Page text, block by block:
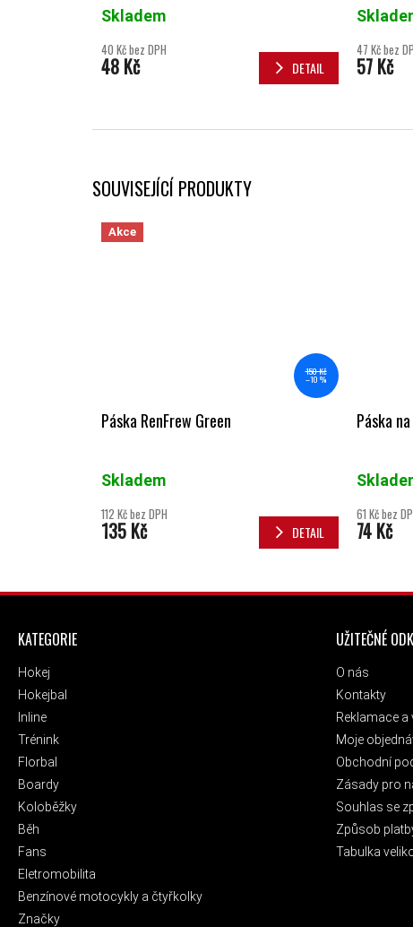
SOUVISEJÍCÍ PRODUKTY
Akce
150 Kč
–10 %
Páska RenFrew Green
Skladem
112 Kč bez DPH
135 Kč DETAIL
Páska
61 Kč bez
74 Kč
Skladem
40 Kč bez DPH
48 Kč DETAIL
47 Kč bez
57 Kč
ZÁPATÍ
KATEGORIE
Hokej
Hokejbal
Inline
Trénink
Florbal
Boardy
Koloběžky
Běh
Fans
Eletromobilita
Benzínové motocykly a čtyřkolky
Značky
UŽITEČNÉ
O nás
Kontakty
Reklamace
Moje
Obchodní
Zásady pro
Souhlas se
Způsob
Tabulka